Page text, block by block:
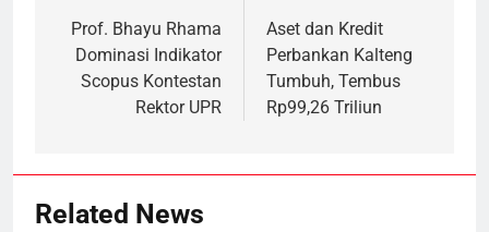
navigation
Prof. Bhayu Rhama
Dominasi Indikator
Scopus Kontestan
Rektor UPR
Aset dan Kredit
Perbankan Kalteng
Tumbuh, Tembus
Rp99,26 Triliun
Related News